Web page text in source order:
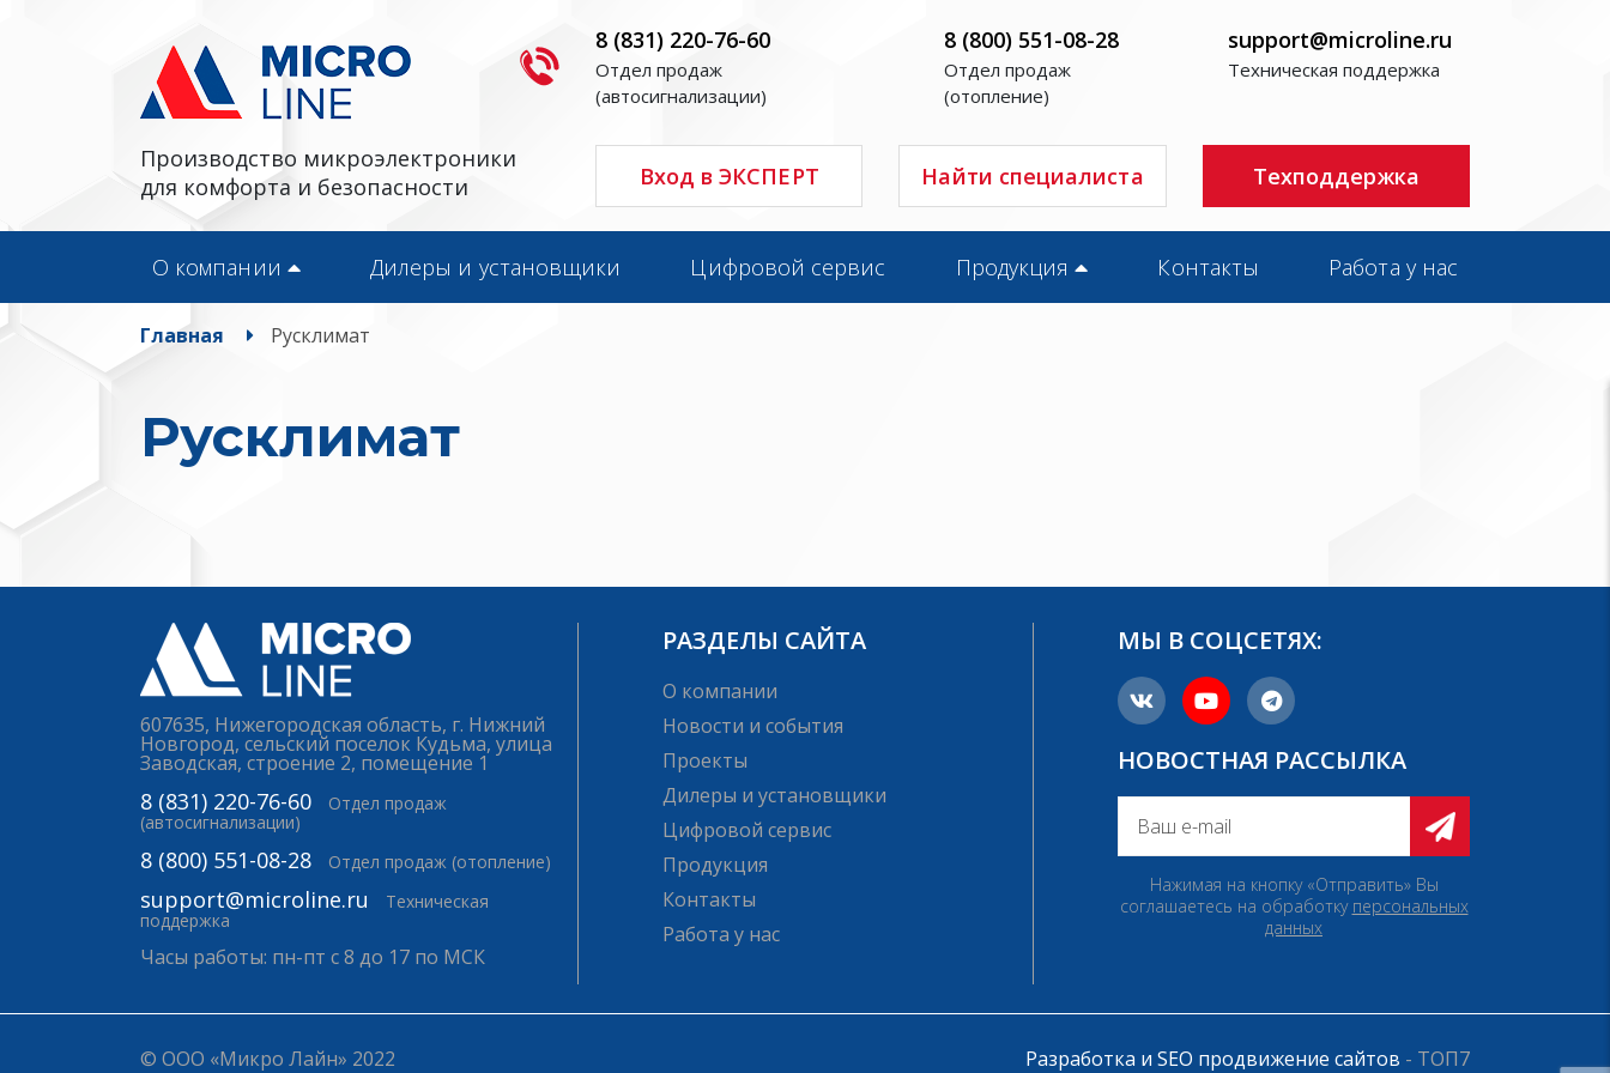
Производство микроэлектроники
для комфорта и безопасности
8 (831) 220-76-60
Отдел продаж
(автосигнализации)
8 (800) 551-08-28
Отдел продаж
(отопление)
support@microline.ru
Техническая поддержка
Вход в ЭКСПЕРТ Найти специалиста Техподдержка
О компании Дилеры и установщики Цифровой сервис Продукция Контакты Работа у нас
Главная Русклимат
Русклимат
607635, Нижегородская область, г. Нижний
Новгород, сельский поселок Кудьма, улица
Заводская, строение 2, помещение 1
8 (831) 220-76-60
Отдел продаж
(автосигнализации)
8 (800) 551-08-28 Отдел продаж (отопление)
support@microline.ru
Техническая
поддержка
Часы работы: пн-пт с 8 до 17 по МСК
РАЗДЕЛЫ САЙТА
О компании
Новости и события
Проекты
Дилеры и установщики
Цифровой сервис
Продукция
Контакты
Работа у нас
МЫ В СОЦСЕТЯХ:
НОВОСТНАЯ РАССЫЛКА
Нажимая на кнопку «Отправить» Вы
соглашаетесь на обработку персональных
данных
© ООО «Микро Лайн» 2022 Разработка и SEO продвижение сайтов - ТОП7